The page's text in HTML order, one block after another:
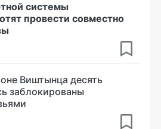
системы
провести совместно
Виштынца десять
заблокированы